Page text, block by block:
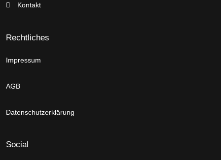
Kontakt
Rechtliches
Impressum
AGB
Datenschutzerklärung
Social